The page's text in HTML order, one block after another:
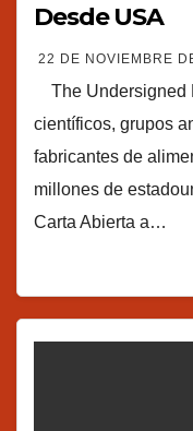
Desde USA
22 DE NOVIEMBRE
The Undersigned
científicos, grupos
fabricantes de
millones de
Carta Abierta a…